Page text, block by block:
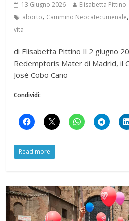
13 Giugno 2026 Elisabetta Pittino
aborto, Cammino Neocatecumenale,
vita
di Elisabetta Pittino Il 2 giugno
Redemptoris Mater di Madrid, il
José Cobo Cano
Condividi:
Read more